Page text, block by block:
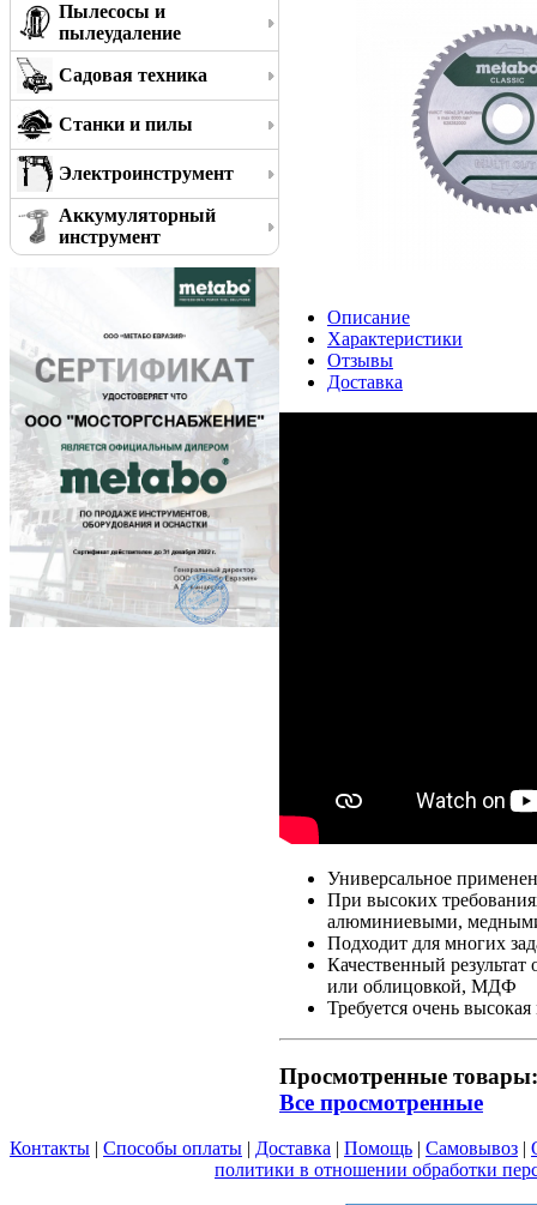
Пылесосы и
пылеудаление
Садовая техника
Станки и пилы
Электроинструмент
Аккумуляторный
инструмент
Описание
Характеристики
Отзывы
Доставка
Универсальное
При высоких
алюминиевыми,
Подходит для многих
Качественный
или облицовкой, МДФ
Требуется очень
Просмотренные товары:
Все просмотренные
Контакты | Способы оплаты | Доставка | Помощь | Самовывоз |
политики в отношении обработки